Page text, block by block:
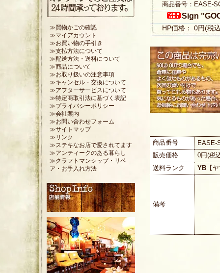
商品番号：EASE-
Sign
HP価格： 0円(税
商品番号
EASE-
販売価格
0円(税
送料ランク
YB 【
備考
≫買物かごの確認
≫マイアカウント
≫お買い物の手引き
≫支払方法について
≫配送方法・送料について
≫商品について
≫お取り扱いの注意事項
≫キャンセル・交換について
≫アフターサービスについて
≫特定商取引法に基づく表記
≫プライバシーポリシー
≫会社案内
≫お問い合わせフォーム
≫サイトマップ
≫リンク
≫ステキなお店で愛されてます
≫アンティークのある暮らし
≫クラフトマンシップ・リペ
ア・お手入れ方法